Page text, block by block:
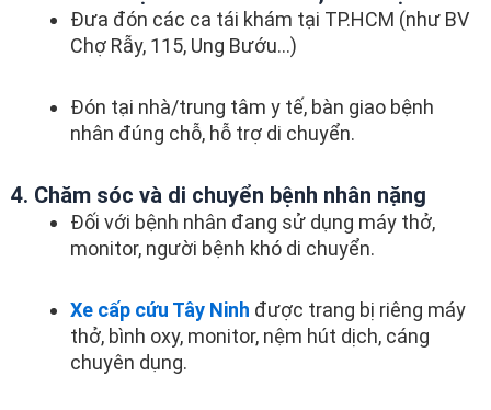
Đưa đón các ca tái khám tại TP.HCM (như BV
Chợ Rẫy, 115, Ung Bướu…)
Đón tại nhà/trung tâm y tế, bàn giao bệnh
nhân đúng chỗ, hỗ trợ di chuyển.
4. Chăm sóc và di chuyển bệnh nhân nặng
Đối với bệnh nhân đang sử dụng máy thở,
monitor, người bệnh khó di chuyển.
Xe cấp cứu Tây Ninh được trang bị riêng máy
thở, bình oxy, monitor, nệm hút dịch, cáng
chuyên dụng.